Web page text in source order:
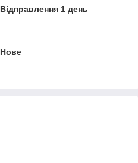
Відправлення 1 день
Нове